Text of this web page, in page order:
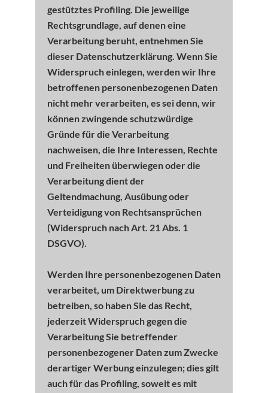
gestütztes Profiling. Die jeweilige
Rechtsgrundlage, auf denen eine
Verarbeitung beruht, entnehmen Sie
dieser Datenschutzerklärung. Wenn Sie
Widerspruch einlegen, werden wir Ihre
betroffenen personenbezogenen Daten
nicht mehr verarbeiten, es sei denn, wir
können zwingende schutzwürdige
Gründe für die Verarbeitung
nachweisen, die Ihre Interessen, Rechte
und Freiheiten überwiegen oder die
Verarbeitung dient der
Geltendmachung, Ausübung oder
Verteidigung von Rechtsansprüchen
(Widerspruch nach Art. 21 Abs. 1
DSGVO).
Werden Ihre personenbezogenen Daten
verarbeitet, um Direktwerbung zu
betreiben, so haben Sie das Recht,
jederzeit Widerspruch gegen die
Verarbeitung Sie betreffender
personenbezogener Daten zum Zwecke
derartiger Werbung einzulegen; dies gilt
auch für das Profiling, soweit es mit